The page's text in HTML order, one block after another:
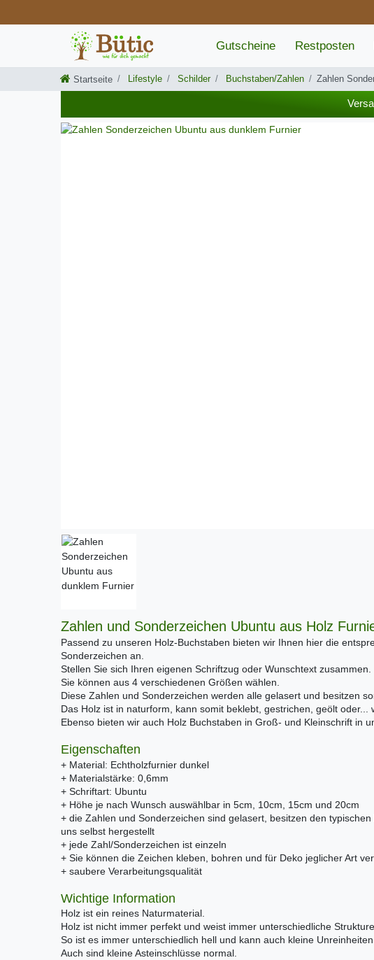
Gutscheine Restposten
Startseite Lifestyle Schilder Buchstaben/Zahlen Zahlen
Zahlen und Sonderzeichen Ubuntu aus Holz
Passend zu unseren Holz-Buchstaben bieten wir Ihnen hier die
Sonderzeichen an.
Stellen Sie sich Ihren eigenen Schriftzug oder Wunschtext zusammen.
Sie können aus 4 verschiedenen Größen wählen.
Diese Zahlen und Sonderzeichen werden alle gelasert und besitzen
Das Holz ist in naturform, kann somit beklebt, gestrichen, geölt oder...
Ebenso bieten wir auch Holz Buchstaben in Groß- und Kleinschrift in
Eigenschaften
+ Material: Echtholzfurnier dunkel
+ Materialstärke: 0,6mm
+ Schriftart: Ubuntu
+ Höhe je nach Wunsch auswählbar in 5cm, 10cm, 15cm und 20cm
+ die Zahlen und Sonderzeichen sind gelasert, besitzen den
uns selbst hergestellt
+ jede Zahl/Sonderzeichen ist einzeln
+ Sie können die Zeichen kleben, bohren und für Deko jeglicher Art
+ saubere Verarbeitungsqualität
Wichtige Information
Holz ist ein reines Naturmaterial.
Holz ist nicht immer perfekt und weist immer unterschiedliche
So ist es immer unterschiedlich hell und kann auch kleine
Auch sind kleine Asteinschlüsse normal.